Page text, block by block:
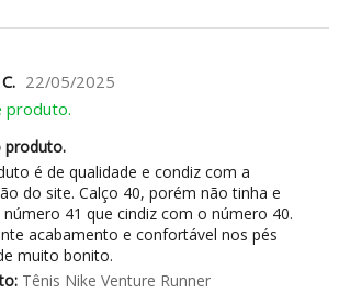
22/05/2025
produto.
produto.
é de qualidade e condiz com a
do site. Calço 40, porém não tinha e
número 41 que cindiz com o número 40.
acabamento e confortável nos pés
muito bonito.
Tênis Nike Venture Runner